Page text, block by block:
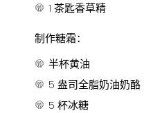
1 茶匙香草精
制作糖霜：
半杯黄油
5 盎司全脂奶油奶酪
5 杯冰糖